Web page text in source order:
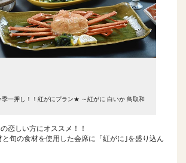
季一押し！！紅がにプラン★ ～紅がに 白いか 鳥取和
恋しい方にオススメ！！
旬の食材を使用した会席に「紅がに｣を盛り込ん